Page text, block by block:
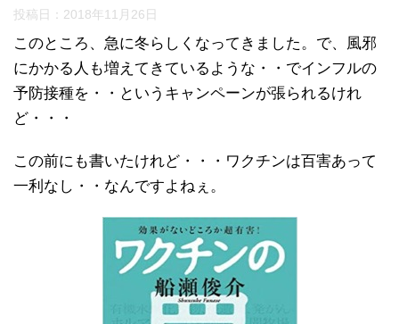
投稿日： 2018年11月26日
このところ、急に冬らしくなってきました。で、風邪
にかかる人も増えてきているような・・でインフルの
予防接種を・・というキャンペーンが張られるけれ
ど・・・
この前にも書いたけれど・・・ワクチンは百害あって
一利なし・・なんですよねぇ。